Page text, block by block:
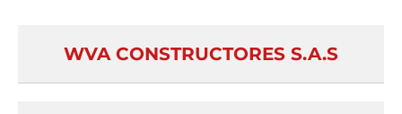
WVA CONSTRUCTORES S.A.S